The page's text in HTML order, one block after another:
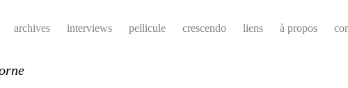
archives interviews pellicule crescendo liens à propos